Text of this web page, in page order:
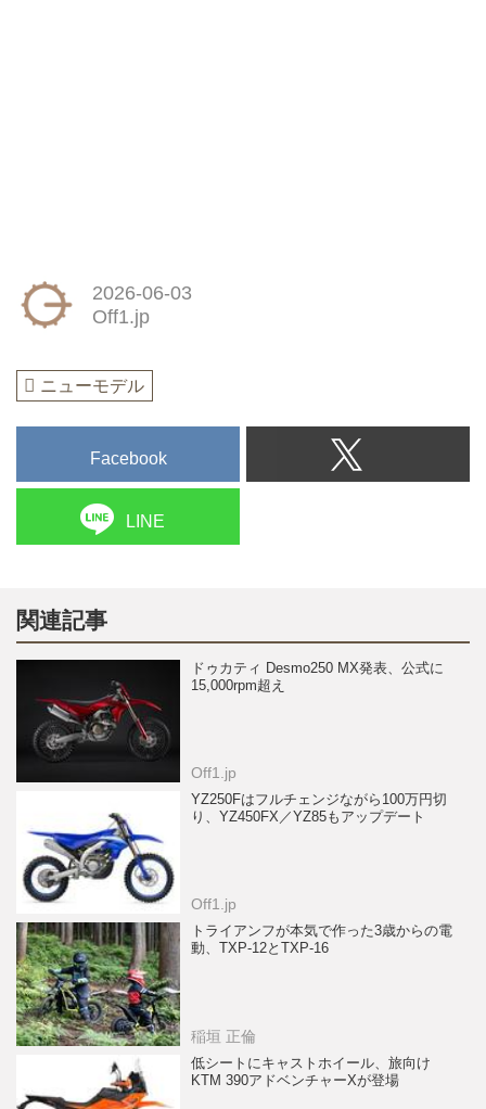
2026-06-03
Off1.jp
ニューモデル
Facebook
LINE
関連記事
ドゥカティ Desmo250 MX発表、公式に
15,000rpm超え
Off1.jp
YZ250Fはフルチェンジながら100万円切
り、YZ450FX／YZ85もアップデート
Off1.jp
トライアンフが本気で作った3歳からの電
動、TXP-12とTXP-16
稲垣 正倫
低シートにキャストホイール、旅向け
KTM 390アドベンチャーXが登場